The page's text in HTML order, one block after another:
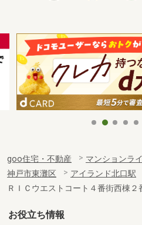
goo住宅・不動産 マンションラ
神戸市東灘区
アイランド北口駅
ＲＩＣウエストコート４番街西棟２
お役立ち情報